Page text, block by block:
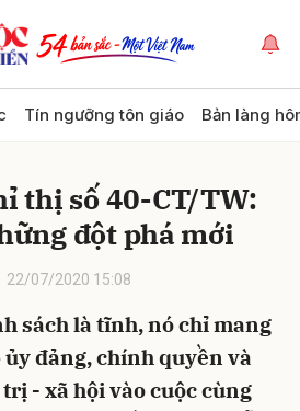
Tín ngưỡng tôn giáo Bản làng
thị số 40-CT/TW:
đột phá mới
22/07/2020 15:08
sách là tĩnh, nó chỉ mang
đảng, chính quyền và
- xã hội vào cuộc cùng
Hủy Gửi